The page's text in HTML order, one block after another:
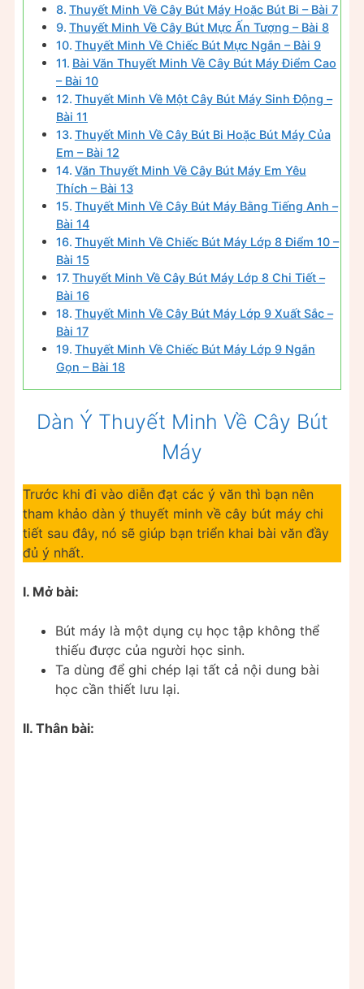
Thuyết Minh Về Cây Bút Máy Hoặc Bút Bi – Bài 7
Thuyết Minh Về Cây Bút Mực Ấn Tượng – Bài 8
Thuyết Minh Về Chiếc Bút Mực Ngắn – Bài 9
Bài Văn Thuyết Minh Về Cây Bút Máy Điểm Cao
– Bài 10
Thuyết Minh Về Một Cây Bút Máy Sinh Động –
Bài 11
Thuyết Minh Về Cây Bút Bi Hoặc Bút Máy Của
Em – Bài 12
Văn Thuyết Minh Về Cây Bút Máy Em Yêu
Thích – Bài 13
Thuyết Minh Về Cây Bút Máy Bằng Tiếng Anh –
Bài 14
Thuyết Minh Về Chiếc Bút Máy Lớp 8 Điểm 10 –
Bài 15
Thuyết Minh Về Cây Bút Máy Lớp 8 Chi Tiết –
Bài 16
Thuyết Minh Về Cây Bút Máy Lớp 9 Xuất Sắc –
Bài 17
Thuyết Minh Về Chiếc Bút Máy Lớp 9 Ngắn
Gọn – Bài 18
Dàn Ý Thuyết Minh Về Cây Bút
Máy
Trước khi đi vào diễn đạt các ý văn thì bạn nên
tham khảo dàn ý thuyết minh về cây bút máy chi
tiết sau đây, nó sẽ giúp bạn triển khai bài văn đầy
đủ ý nhất.
I. Mở bài:
Bút máy là một dụng cụ học tập không thể
thiếu được của người học sinh.
Ta dùng để ghi chép lại tất cả nội dung bài
học cần thiết lưu lại.
II. Thân bài: